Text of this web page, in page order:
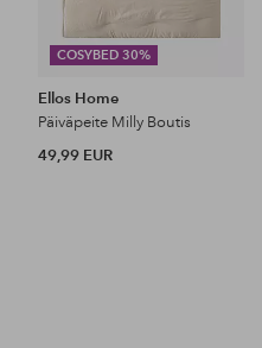
COSYBED 30%
Ellos Home
Päiväpeite Milly Boutis
49,99 EUR